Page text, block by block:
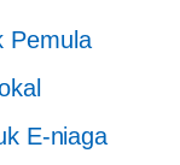
Pemula
E-niaga